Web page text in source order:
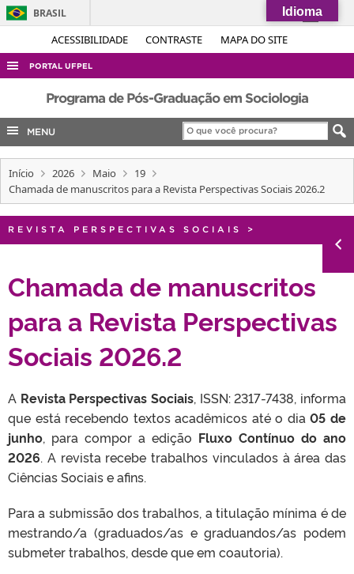
ACESSIBILIDADE CONTRASTE MAPA DO SITE
BRASIL
Simplifique!
Acesso à informação
Legislação
Canais
PORTAL UFPEL
ACESSO À INFORMAÇÃO
AUDITORIA
COBALTO
CONCURSOS
INTERNACIONAL
PORTARIAS
Programa de Pós-Graduação em Sociologia
MENU
Início 2026 Maio
19
Chamada de manuscritos para a Revista Perspectivas Sociais 2026.2
REVISTA PERSPECTIVAS SOCIAIS >
Chamada de manuscritos
para a Revista Perspectivas
Sociais 2026.2
A Revista Perspectivas Sociais, ISSN: 2317-7438, informa
que está recebendo textos acadêmicos até o dia05 de
junho, para compor a edição Fluxo Contínuo do ano
2026. A revista recebe trabalhos vinculados à área das
Ciências Sociais e afins.
Para a submissão dos trabalhos, a titulação mínima é de
mestrando/a (graduados/as e graduandos/as podem
submeter trabalhos, desde que em coautoria).
Idioma